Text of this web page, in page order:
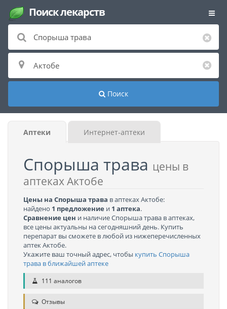
Поиск лекарств
Поиск
Аптеки Интернет-аптеки
Спорыша трава цены в
аптеках Актобе
Цены на Спорыша трава в аптеках Актобе:
найдено 1 предложение и 1 аптека.
Сравнение цен и наличие Спорыша трава в аптеках,
все цены актуальны на сегодняшний день. Купить
перепарат вы сможете в любой из нижеперечисленных
аптек Актобе.
Укажите ваш точный адрес, чтобы купить Спорыша
трава в ближайшей аптеке
111 аналогов
Отзывы